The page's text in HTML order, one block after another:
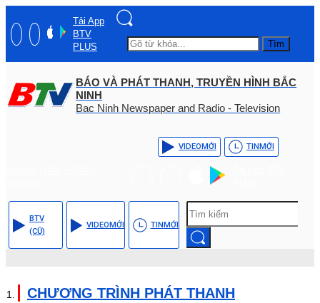
Tải App
BTV
PLUS
Tìm
BÁO VÀ PHÁT THANH, TRUYỀN HÌNH BẮC
NINH
Bac Ninh Newspaper and Radio - Television
VIDEOMỚI TINMỚI
BTV
(CŨ)
VIDEOMỚI TINMỚI
CHƯƠNG TRÌNH PHÁT THANH